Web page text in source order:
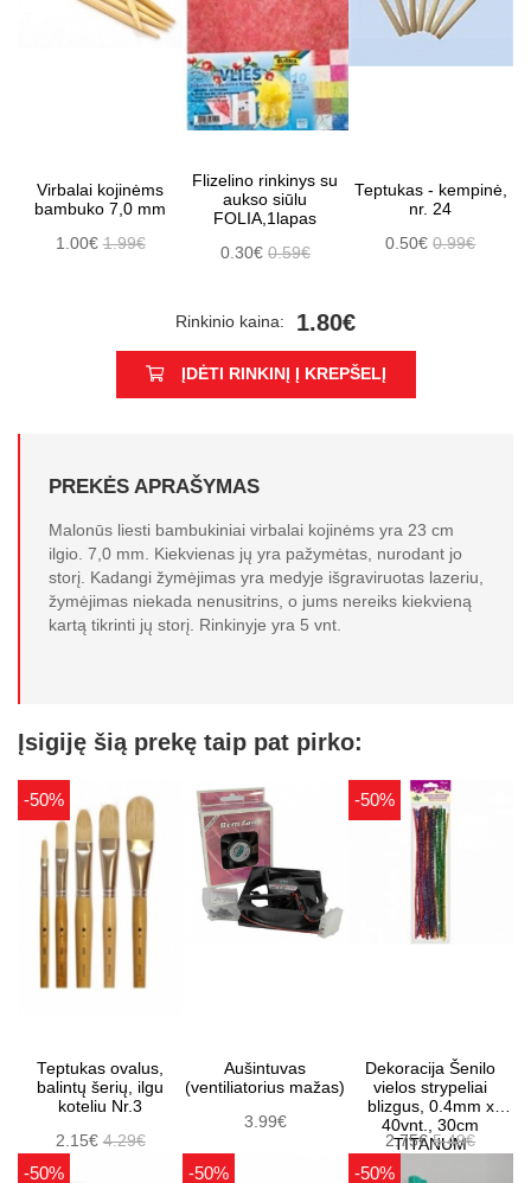
Virbalai kojinėms
bambuko 7,0 mm
1.00€1.99€
Flizelino rinkinys su
aukso siūlu
FOLIA,1lapas
0.30€ 0.59€
Teptukas - kempinė,
nr. 24
0.50€0.99€
Rinkinio kaina: 1.80€
ĮDĖTI RINKINĮ Į KREPŠELĮ
PREKĖS APRAŠYMAS
Malonūs liesti bambukiniai virbalai kojinėms yra 23 cm
ilgio. 7,0 mm. Kiekvienas jų yra pažymėtas, nurodant jo
storį. Kadangi žymėjimas yra medyje išgraviruotas lazeriu,
žymėjimas niekada nenusitrins, o jums nereiks kiekvieną
kartą tikrinti jų storį. Rinkinyje yra 5 vnt.
Įsigiję šią prekę taip pat pirko:
-50%
Teptukas ovalus,
balintų šerių, ilgu
koteliu Nr.3
2.15€4.29€
Aušintuvas
(ventiliatorius mažas)
3.99€
-50%
Dekoracija Šenilo
vielos strypeliai
blizgus, 0.4mm x
40vnt., 30cm
TITANUM
2.75€5.49€
-50% -50% -50%